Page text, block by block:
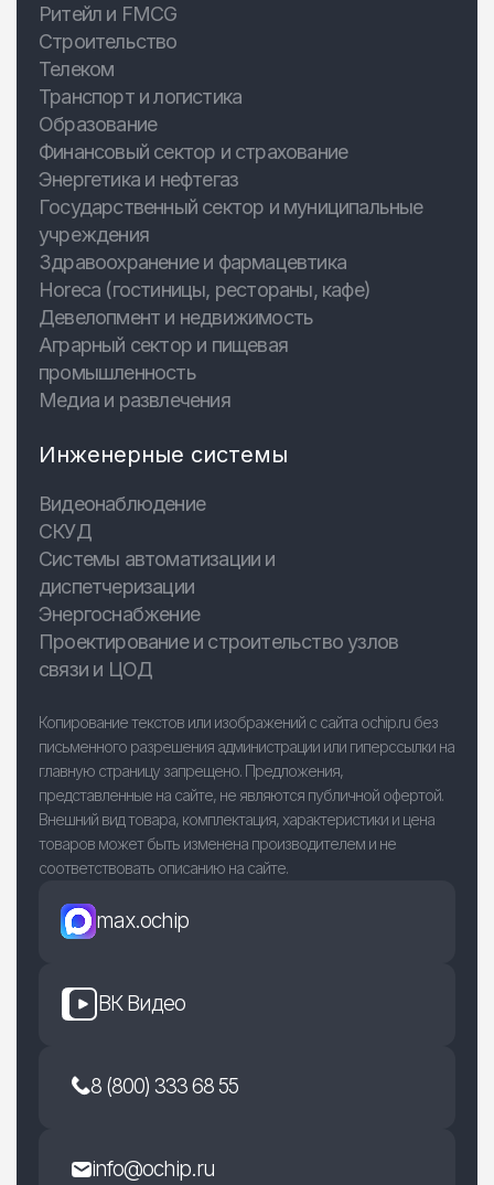
Ритейл и FMCG
Строительство
Телеком
Транспорт и логистика
Образование
Финансовый сектор и страхование
Энергетика и нефтегаз
Государственный сектор и муниципальные
учреждения
Здравоохранение и фармацевтика
Horeca (гостиницы, рестораны, кафе)
Девелопмент и недвижимость
Аграрный сектор и пищевая
промышленность
Медиа и развлечения
Инженерные системы
Видеонаблюдение
СКУД
Системы автоматизации и
диспетчеризации
Энергоснабжение
Проектирование и строительство узлов
связи и ЦОД
Копирование текстов или изображений с сайта ochip.ru без
письменного разрешения администрации или гиперссылки на
главную страницу запрещено. Предложения,
представленные на сайте, не являются публичной офертой.
Внешний вид товара, комплектация, характеристики и цена
товаров может быть изменена производителем и не
соответствовать описанию на сайте.
max.ochip
ВК Видео
8 (800) 333 68 55
info@ochip.ru